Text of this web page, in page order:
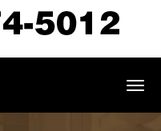
N
v